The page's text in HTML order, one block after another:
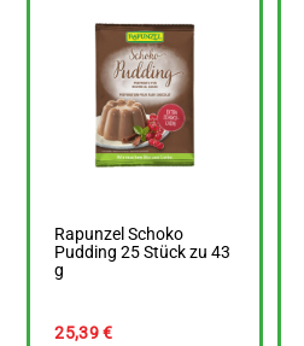
Rapunzel Schoko
Pudding 25 Stück zu 43
g
25,39€